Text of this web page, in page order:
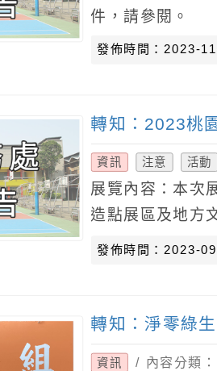
件，請參閱。
發佈時間：2023-
轉知：2023桃
資訊 注意 活動
展覽內容：本次
造點展區及地方
喻，表現社造⽇
發佈時間：2023-
轉知：淨零綠
資訊 / 內容分類：